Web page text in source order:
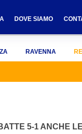
DOVE SIAMO
RAVENNA
5-1 ANCHE